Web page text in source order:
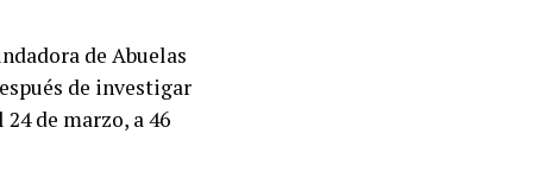
de Abuelas
de investigar
de marzo, a 46